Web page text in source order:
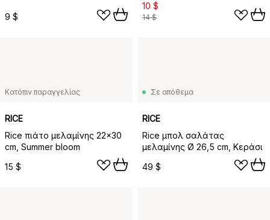
9 $
10 $
14 $
Κατόπιν παραγγελίας
RICE
Rice πιάτο μελαμίνης 22x30
cm, Summer bloom
15 $
Σε απόθεμα
RICE
Rice μπολ σαλάτας
μελαμίνης Ø 26,5 cm, Κεράσι
49 $